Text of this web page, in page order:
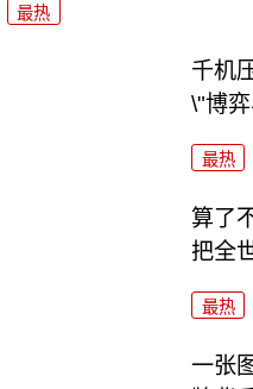
最热
千机
\"博
最热
算了
把全
最热
一张